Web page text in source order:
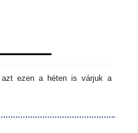
ezen a héten is várjuk a